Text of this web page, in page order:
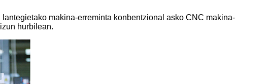
makina-erreminta konbentzional asko CNC makina-
hurbilean.